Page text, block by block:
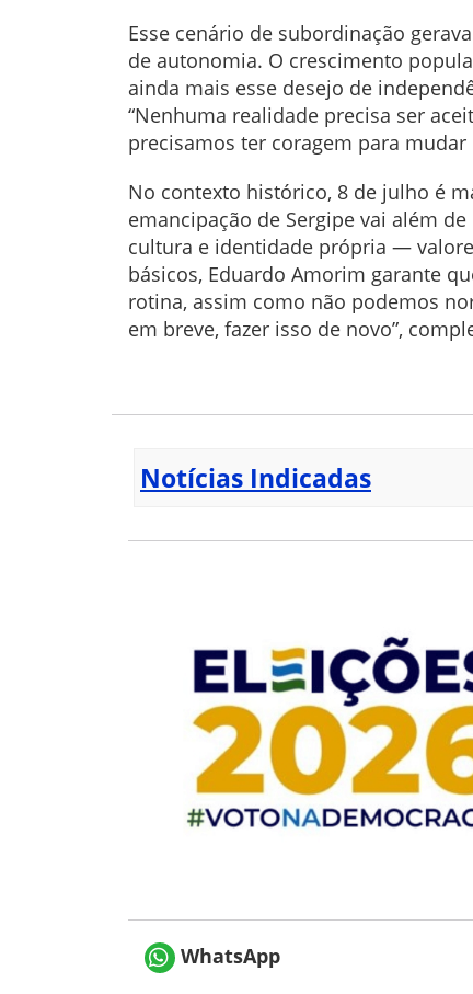
Esse cenário de subordinação
de autonomia. O crescimento
ainda mais esse desejo de
“Nenhuma realidade precisa ser
precisamos ter coragem para
No contexto histórico, 8 de julho é
emancipação de Sergipe vai além
cultura e identidade própria —
básicos, Eduardo Amorim garante
rotina, assim como não podemos
em breve, fazer isso de novo”,
Notícias Indicadas
WhatsApp